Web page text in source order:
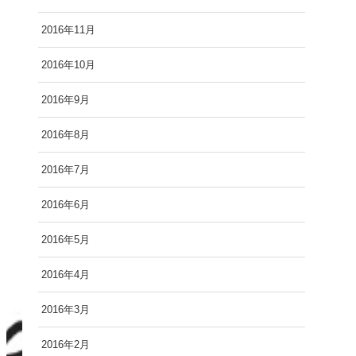
2016年11月
2016年10月
2016年9月
2016年8月
2016年7月
2016年6月
2016年5月
2016年4月
2016年3月
2016年2月